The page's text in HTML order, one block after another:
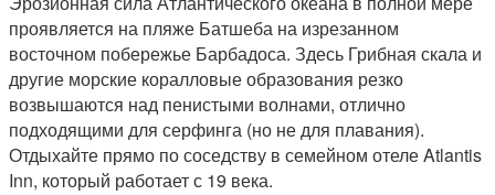
проявляется на пляже Батшеба на изрезанном
восточном побережье Барбадоса. Здесь Грибная скала и
другие морские коралловые образования резко
возвышаются над пенистыми волнами, отлично
подходящими для серфинга (но не для плавания).
Отдыхайте прямо по соседству в семейном отеле Atlantis
Inn, который работает с 19 века.